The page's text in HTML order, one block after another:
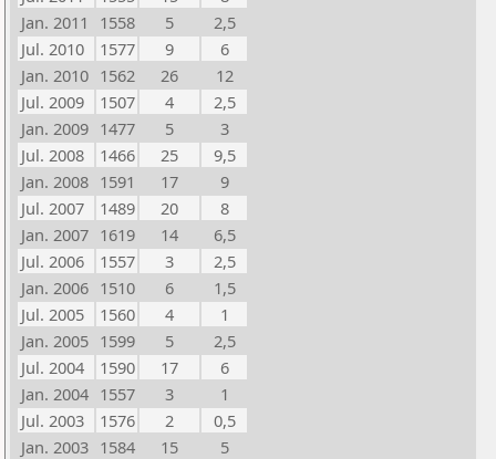
Jan. 2011
1558 5
2,5
Jul. 2010
1577 9
6
Jan. 2010 1562 26
12
Jul. 2009
1507 4
2,5
Jan. 2009 1477 5
3
Jul. 2008
1466 25
9,5
Jan. 2008 1591 17
9
Jul. 2007
1489 20
8
Jan. 2007 1619 14
6,5
Jul. 2006
1557 3
2,5
Jan. 2006 1510 6
1,5
Jul. 2005
1560 4
1
Jan. 2005 1599 5
2,5
Jul. 2004
1590 17
6
Jan. 2004 1557 3
1
Jul. 2003
1576 2
0,5
Jan. 2003 1584 15
5